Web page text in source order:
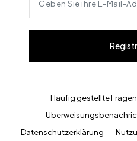
Häufig gestellte Fragen
Datenschutzerklärung